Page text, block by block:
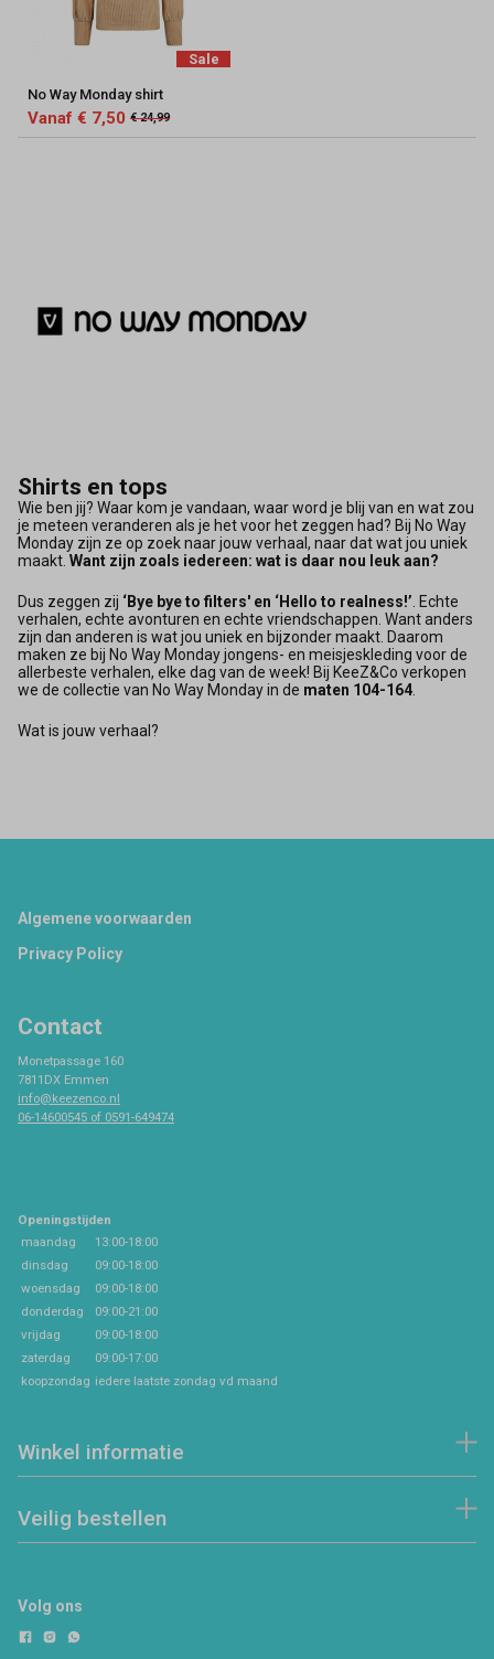
Sale
No Way Monday shirt
Vanaf € 7,50 € 24,99
Shirts en tops
Wie ben jij? Waar kom je vandaan, waar word je blij van en wat zou
je meteen veranderen als je het voor het zeggen had? Bij No Way
Monday zijn ze op zoek naar jouw verhaal, naar dat wat jou uniek
maakt. Want zijn zoals iedereen: wat is daar nou leuk aan?
Dus zeggen zij ‘Bye bye to filters' en ‘Hello to realness!’ . Echte
verhalen, echte avonturen en echte vriendschappen. Want anders
zijn dan anderen is wat jou uniek en bijzonder maakt. Daarom
maken ze bij No Way Monday jongens- en meisjeskleding voor de
allerbeste verhalen, elke dag van de week! Bij KeeZ&Co verkopen
we de collectie van No Way Monday in de maten 104-164
Wat is jouw verhaal?
Footer
Algemene voorwaarden
Privacy Policy
Contact
Monetpassage 160
7811DX Emmen
info@keezenco.nl
06-14600545 of 0591-649474
Openingstijden
maandag
13:00-18:00
dinsdag
09:00-18:00
woensdag
09:00-18:00
donderdag
09:00-21:00
vrijdag
09:00-18:00
zaterdag
09:00-17:00
koopzondag iedere laatste zondag vd maand
Winkel informatie
Veilig bestellen
Volg ons